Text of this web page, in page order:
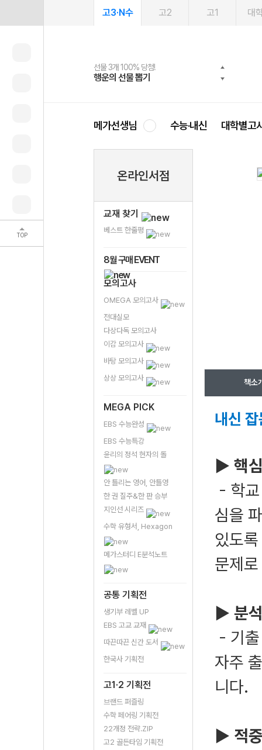
TOP
고3·N수 고2 고1 대
선물 3개 100% 당첨!
행운의 선물 뽑기
선물 100% 증정!
메가스터디 X 올리브
여름방학 스터디 캐시백
메가런 썸머스쿨
2027 러셀 단과
강사 공개선발
스마트러닝앱
설문 EVENT
메가패스
3일 무료 체험권
메가패스 수강생 무료혜택!
메가클럽 멤버십
사회공헌 캠페인
희망이룸 메가나눔
메가선생님 수능·내신 대학별고
온라인서점
교재 찾기
베스트 한줄평
8월 구매 EVENT
모의고사
OMEGA 모의고사
전대실모
다상다독 모의고사
이감 모의고사
바탕 모의고사
상상 모의고사
MEGA PICK
EBS 수능완성
EBS 수능특강
윤리의 정석 현자의 돌
안 틀리는 영어, 안틀영
한 권 질주&한 판 승부
지인선 시리즈
수학 유형서, Hexagon
메가스터디 E분석노트
공통 기획전
생기부 레벨 UP
EBS 고교 교재
따끈따끈 신간 도서
한국사 기획전
고1·2 기획전
브랜드 퍼즐링
수학 페어링 기획전
22개정 전략.ZIP
고2 골든타임 기획전
책소
내신
▶ 핵
- 학
심을
있도
문제
▶ 분
- 기
자주
니다.
▶ 적